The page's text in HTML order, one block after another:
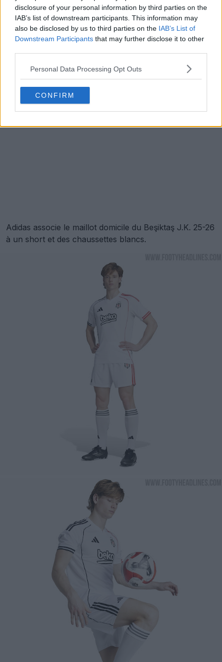
disclosure of your personal information by third parties on the
IAB’s list of downstream participants. This information may
also be disclosed by us to third parties on the IAB’s List of
Downstream Participants that may further disclose it to other
Personal Data Processing Opt Outs
CONFIRM
Adidas associe le maillot domicile du Beşiktaş J.K. 25-26
à un short et des chaussettes blancs.